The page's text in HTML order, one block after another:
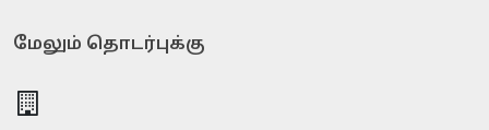
மேலும் தொடர்புக்கு